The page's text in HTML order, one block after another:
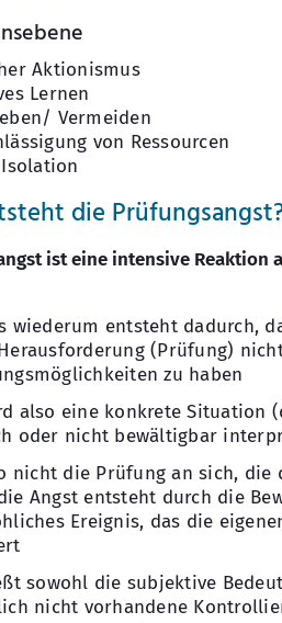
Aktionismus
Lernen
Vermeiden
von Ressourcen
die
ist eine intensive Reaktion
wiederum entsteht dadurch,
(Prüfung)
zu haben
also eine konkrete Situation
oder nicht bewältigbar
nicht die Prüfung an sich, die
Angst entsteht durch die
Ereignis, das die
sowohl die subjektive
nicht vorhandene